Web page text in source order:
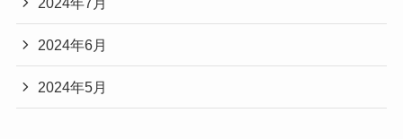
2024年6月
2024年5月